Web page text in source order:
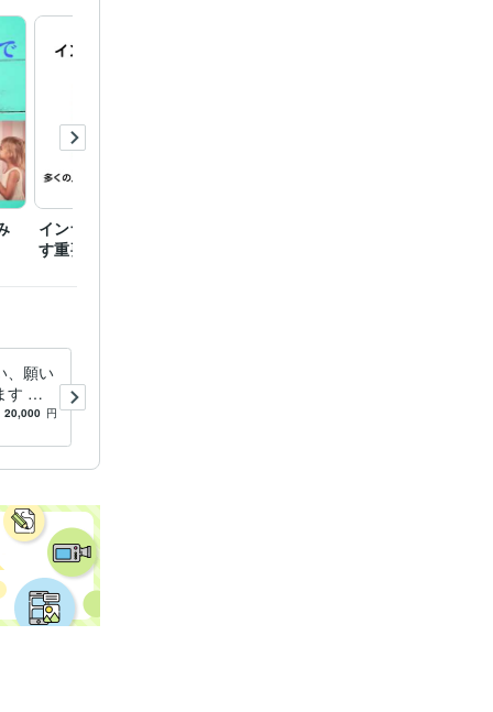
インナーチャイルドを癒
す重要性
、願い
す 現
したの
20,000 円